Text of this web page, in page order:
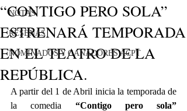
NOTAS
RESEÑAS
NOMINADOS Y GANADORES ACPT
“CONTIGO PERO SOLA”
ESTRENARÁ TEMPORADA
EN EL TEATRO DE LA
REPÚBLICA.
A partir del 1 de Abril inicia la temporada de
la comedia “Contigo pero sola”